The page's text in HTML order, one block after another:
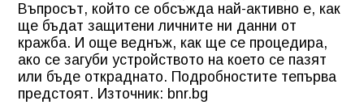
Въпросът, който се обсъжда най-активно е, как
ще бъдат защитени личните ни данни от
кражба. И още веднъж, как ще се процедира,
ако се загуби устройството на което се пазят
или бъде откраднато. Подробностите тепърва
предстоят. Източник: bnr.bg